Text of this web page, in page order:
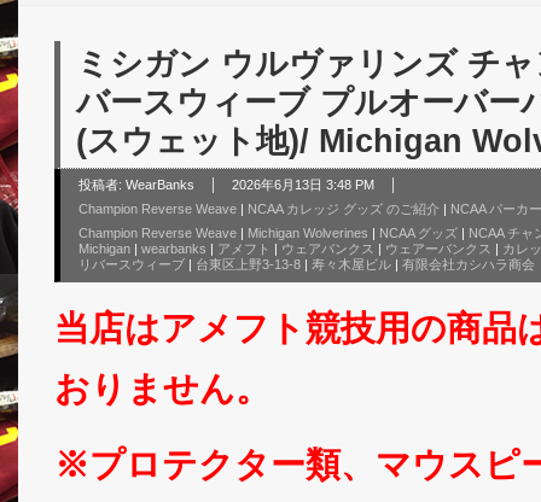
ミシガン ウルヴァリンズ チ
バースウィーブ プルオーバー
(スウェット地)/ Michigan
投稿者: WearBanks
2026年6月13日 3:48 PM
Champion Reverse Weave | NCAA カレッジ グッズ のご紹介 | NCAA パーカー
Champion Reverse Weave | Michigan Wolverines | NCAA グッズ | NCAA チャ
Michigan | wearbanks | アメフト | ウェアバンクス | ウェアーバンクス | カレ
リバースウィーブ | 台東区上野3-13-8 | 寿々木屋ビル | 有限会社カシハラ商会
当店はアメフト競技用の商品
おりません。
※プロテクター類、マウスピ